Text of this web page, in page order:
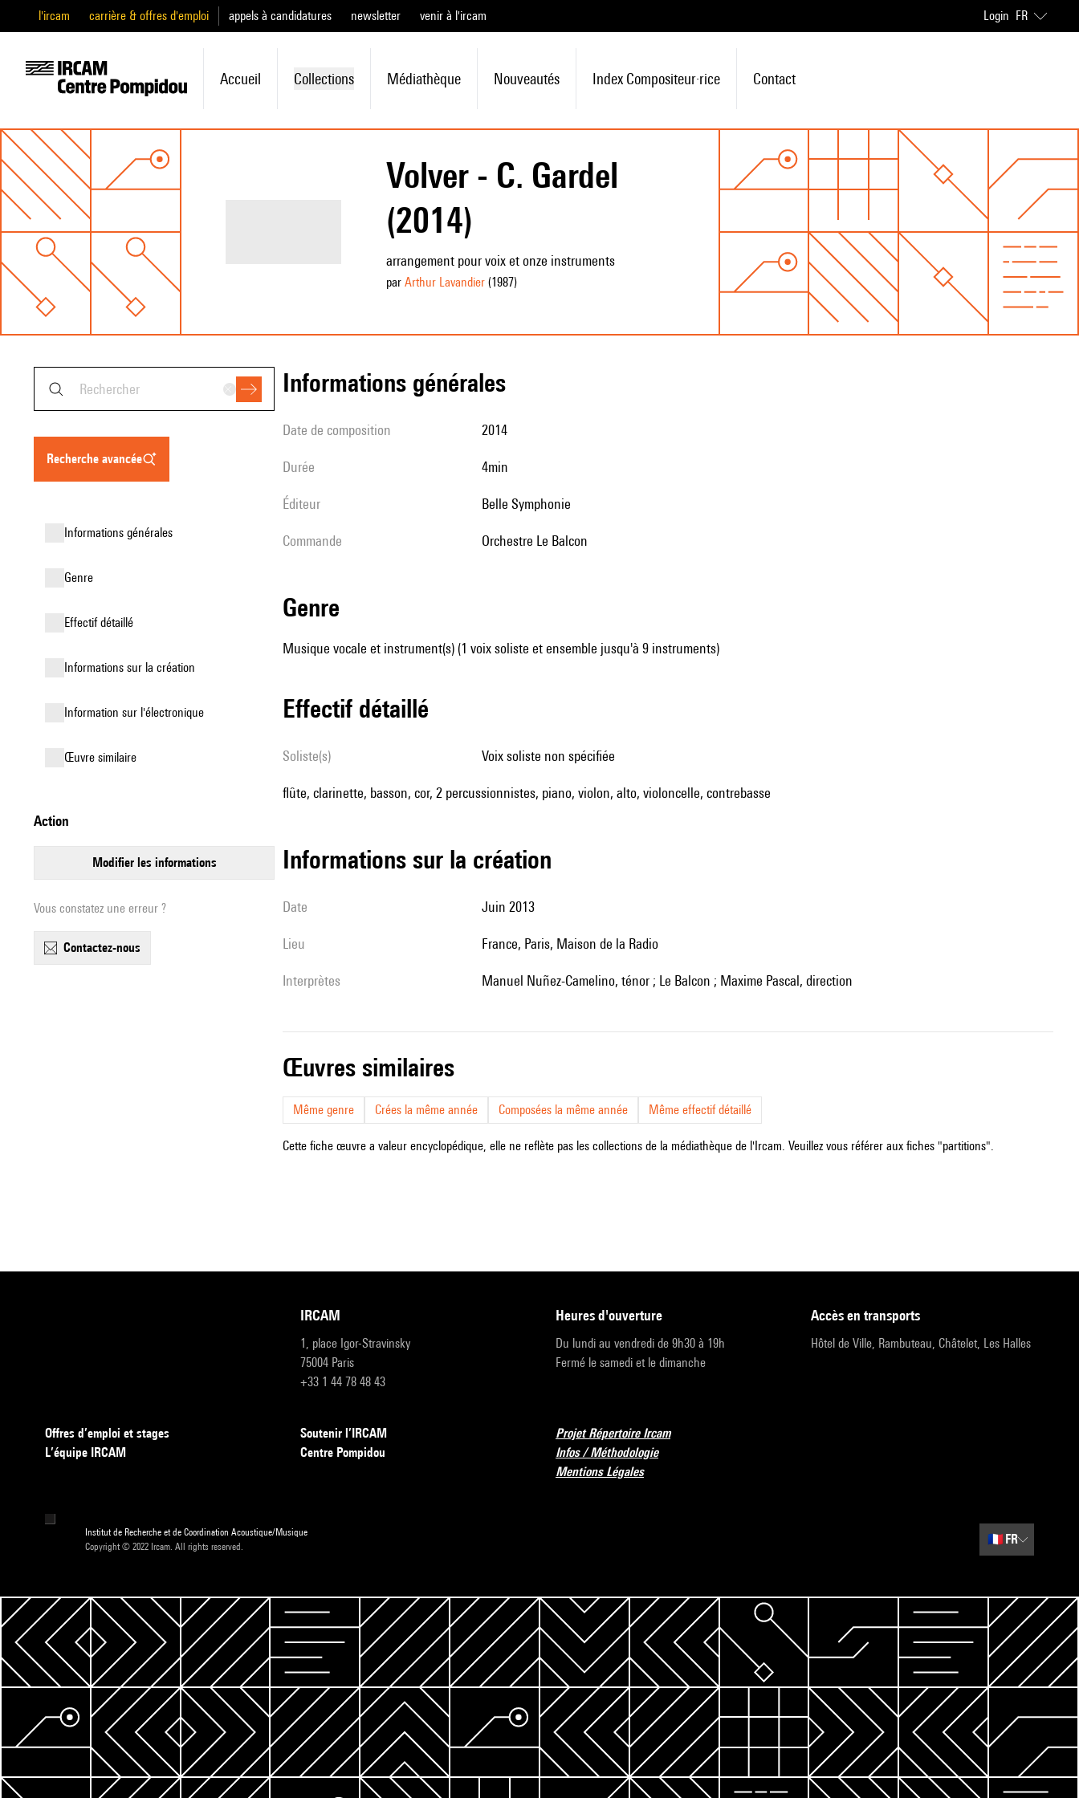
l'ircam carrière & offres d'emploi appels à candidatures newsletter venir à l'ircam Login FR
Accueil Collections Médiathèque Nouveautés Index Compositeur·rice Contact
Volver - C. Gardel
(2014)
arrangement pour voix et onze instruments
par Arthur Lavandier(1987)
recherche avancée
informations générales
genre
effectif détaillé
informations sur la création
Information sur l'électronique
œuvre similaire
action
modifier les informations
Vous constatez une erreur ?
contactez-nous
informations générales
date de composition 2014
durée 4min
éditeur Belle Symphonie
Commande Orchestre Le Balcon
genre
Musique vocale et instrument(s) (1 voix soliste et ensemble jusqu'à 9 instruments)
effectif détaillé
Soliste(s) voix soliste non spécifiée
flûte, clarinette, basson, cor, 2 percussionnistes, piano, violon, alto, violoncelle, contrebasse
informations sur la création
date Juin 2013
lieu France, Paris, Maison de la Radio
interprètes Manuel Nuñez-Camelino, ténor ; Le Balcon ; Maxime Pascal, direction
œuvres similaires
Même genre Crées la même année Composées la même année Même effectif détaillé
Cette fiche œuvre a valeur encyclopédique, elle ne reflète pas les collections de la médiathèque de l'Ircam. Veuillez vous référer aux fiches "partitions".
IRCAM
1, place Igor-Stravinsky
75004 Paris
+33 1 44 78 48 43
heures d'ouverture
Du lundi au vendredi de 9h30 à 19h
Fermé le samedi et le dimanche
accès en transports
Hôtel de Ville, Rambuteau, Châtelet, Les Halles
Offres d’emploi et stages
L’équipe IRCAM
Soutenir l’IRCAM
Centre Pompidou
Projet Répertoire Ircam
Infos / Méthodologie
Mentions Légales
Institut de Recherche et de Coordination Acoustique/Musique
Copyright © 2022 Ircam. All rights reserved.
🇫🇷 FR